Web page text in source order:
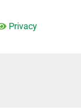
Privacy